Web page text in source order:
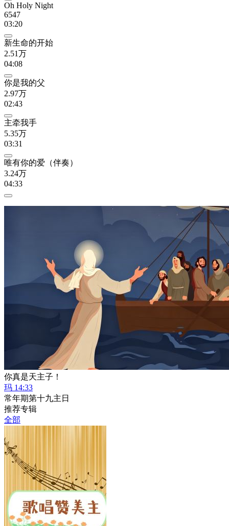
Oh Holy Night
6547
03:20
新生命的开始
2.51万
04:08
你是我的父
2.97万
02:43
主牵我手
5.35万
03:31
唯有你的爱（伴奏）
3.24万
04:33
你真是天主子！
玛 14:33
常年期第十九主日
推荐专辑
全部